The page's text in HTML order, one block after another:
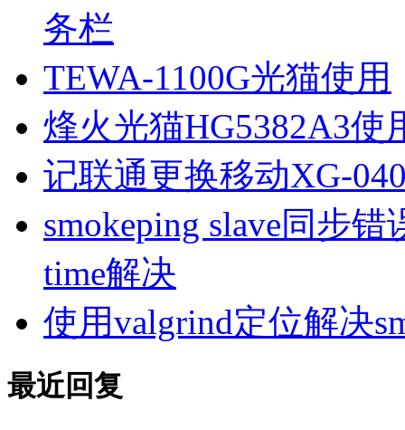
务栏
TEWA-1100G光猫使用
烽火光猫HG5382A3使
记联通更换移动XG-
smokeping slave同步错
time解决
使用valgrind定位解决
最近回复